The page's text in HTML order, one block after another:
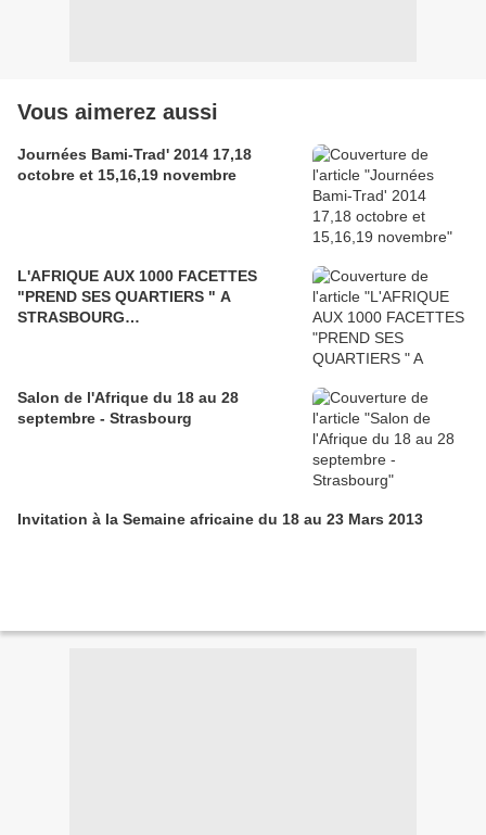
Vous aimerez aussi
Journées Bami-Trad' 2014 17,18
octobre et 15,16,19 novembre
L'AFRIQUE AUX 1000 FACETTES
"PREND SES QUARTIERS " A
STRASBOURG…
Salon de l'Afrique du 18 au 28
septembre - Strasbourg
Invitation à la Semaine africaine du 18 au 23 Mars 2013